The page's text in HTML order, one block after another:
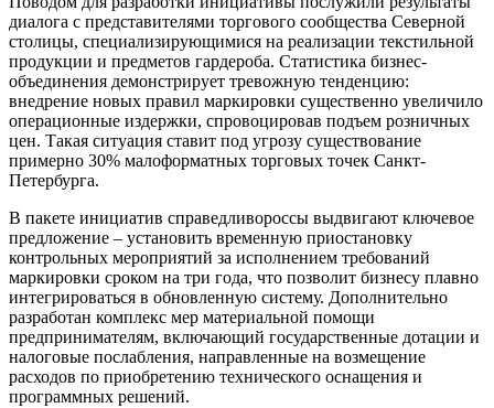
диалога с представителями торгового сообщества Северной
столицы, специализирующимися на реализации текстильной
продукции и предметов гардероба. Статистика бизнес-
объединения демонстрирует тревожную тенденцию:
внедрение новых правил маркировки существенно увеличило
операционные издержки, спровоцировав подъем розничных
цен. Такая ситуация ставит под угрозу существование
примерно 30% малоформатных торговых точек Санкт-
Петербурга.
В пакете инициатив справедливороссы выдвигают ключевое
предложение – установить временную приостановку
контрольных мероприятий за исполнением требований
маркировки сроком на три года, что позволит бизнесу плавно
интегрироваться в обновленную систему. Дополнительно
разработан комплекс мер материальной помощи
предпринимателям, включающий государственные дотации и
налоговые послабления, направленные на возмещение
расходов по приобретению технического оснащения и
программных решений.